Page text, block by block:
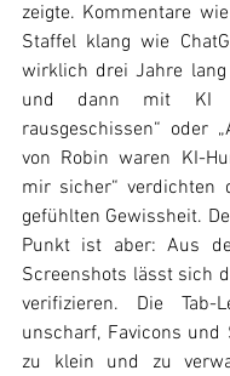
zeigte. Kommentare
Staffel klang wie
wirklich drei Jahre
und dann mit KI
rausgeschissen“ oder
von Robin waren KI-
mir sicher“ verdichten
gefühlten Gewissheit.
Punkt ist aber: Aus
Screenshots lässt sich
verifizieren. Die
unscharf, Favicons und
zu klein und zu